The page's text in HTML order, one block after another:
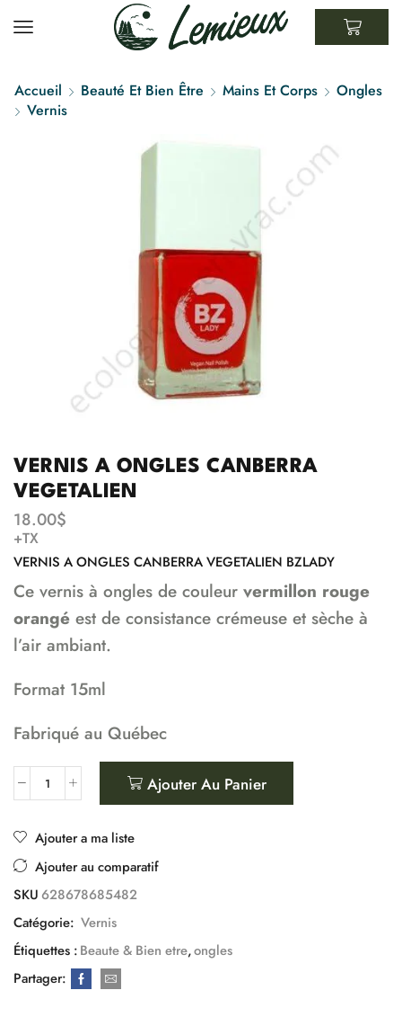
Accueil Beauté Et Bien Être Mains Et Corps
Ongles
Vernis
VERNIS A ONGLES CANBERRA
VEGETALIEN
18.00$
+TX
VERNIS A ONGLES CANBERRA VEGETALIEN BZLADY
Ce vernis à ongles de couleur vermillon rouge
orangé est de consistance crémeuse et sèche à
l’air ambiant.
Format 15ml
Fabriqué au Québec
Ajouter Au Panier
Ajouter a ma liste
Ajouter au comparatif
SKU628678685482
Catégorie: Vernis
Étiquettes :Beaute & Bien etre,ongles
Partager: